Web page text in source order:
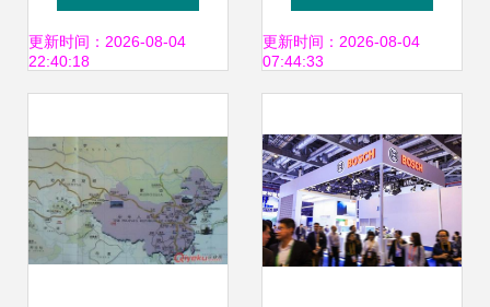
创新多式联运集装
更新时间：2026-08-04
22:40:18
经多式联运抵济宁
更新时间：2026-08-04
07:44:33